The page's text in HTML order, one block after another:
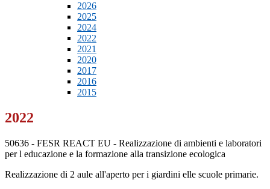
2026
2025
2024
2022
2021
2020
2017
2016
2015
2022
50636 - FESR REACT EU - Realizzazione di ambienti e laboratori
per l educazione e la formazione alla transizione ecologica
Realizzazione di 2 aule all'aperto per i giardini elle scuole primarie.